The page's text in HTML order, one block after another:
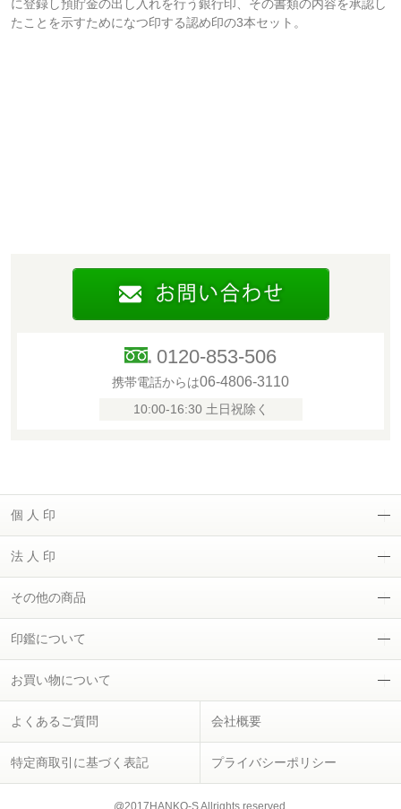
に登録し預貯金の出し入れを行う銀行印、その書類の内容を承認し
たことを示すためになつ印する認め印の3本セット。
0120-853-506
携帯電話からは06-4806-3110
10:00-16:30 土日祝除く
個 人 印
法 人 印
その他の商品
印鑑について
お買い物について
よくあるご質問 会社概要
特定商取引に基づく表記 プライバシーポリシー